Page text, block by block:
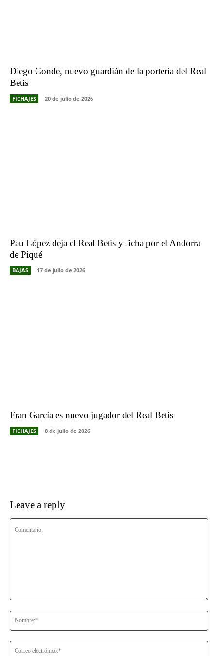
Diego Conde, nuevo guardián de la portería del Real
Betis
FICHAJES 20 de julio de 2026
Pau López deja el Real Betis y ficha por el Andorra
de Piqué
BAJAS 17 de julio de 2026
Fran García es nuevo jugador del Real Betis
FICHAJES 8 de julio de 2026
Leave a reply